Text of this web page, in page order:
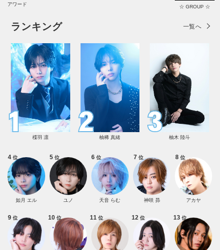
アワード ☆ GROUP ☆
ランキング 一覧へ
楪羽 凛 柚稀 真緒 柚木 陸斗
4 位
如月 エル
5 位
ユノ
6 位
天音 らむ
7 位
神咲 昴
8位
アカヤ
9 位 10位 11 位 12 位 13 位